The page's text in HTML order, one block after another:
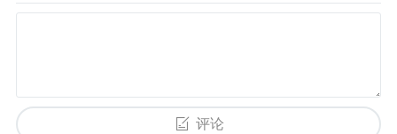
评论